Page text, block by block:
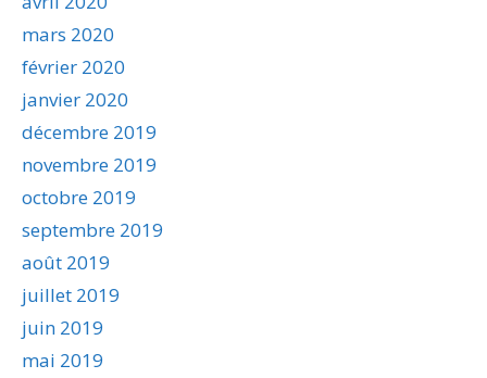
mars 2020
février 2020
janvier 2020
décembre 2019
novembre 2019
octobre 2019
septembre 2019
août 2019
juillet 2019
juin 2019
mai 2019